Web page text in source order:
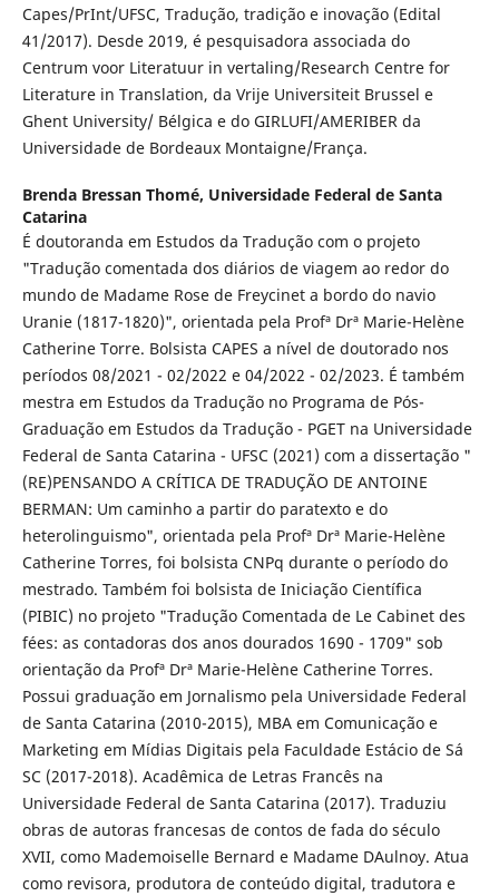
Capes/PrInt/UFSC, Tradução, tradição e inovação (Edital
41/2017). Desde 2019, é pesquisadora associada do
Centrum voor Literatuur in vertaling/Research Centre for
Literature in Translation, da Vrije Universiteit Brussel e
Ghent University/ Bélgica e do GIRLUFI/AMERIBER da
Universidade de Bordeaux Montaigne/França.
Brenda Bressan Thomé, Universidade Federal de Santa
Catarina
É doutoranda em Estudos da Tradução com o projeto
"Tradução comentada dos diários de viagem ao redor do
mundo de Madame Rose de Freycinet a bordo do navio
Uranie (1817-1820)", orientada pela Profª Drª Marie-Helène
Catherine Torre. Bolsista CAPES a nível de doutorado nos
períodos 08/2021 - 02/2022 e 04/2022 - 02/2023. É também
mestra em Estudos da Tradução no Programa de Pós-
Graduação em Estudos da Tradução - PGET na Universidade
Federal de Santa Catarina - UFSC (2021) com a dissertação "
(RE)PENSANDO A CRÍTICA DE TRADUÇÃO DE ANTOINE
BERMAN: Um caminho a partir do paratexto e do
heterolinguismo", orientada pela Profª Drª Marie-Helène
Catherine Torres, foi bolsista CNPq durante o período do
mestrado. Também foi bolsista de Iniciação Científica
(PIBIC) no projeto "Tradução Comentada de Le Cabinet des
fées: as contadoras dos anos dourados 1690 - 1709" sob
orientação da Profª Drª Marie-Helène Catherine Torres.
Possui graduação em Jornalismo pela Universidade Federal
de Santa Catarina (2010-2015), MBA em Comunicação e
Marketing em Mídias Digitais pela Faculdade Estácio de Sá
SC (2017-2018). Acadêmica de Letras Francês na
Universidade Federal de Santa Catarina (2017). Traduziu
obras de autoras francesas de contos de fada do século
XVII, como Mademoiselle Bernard e Madame DAulnoy. Atua
como revisora, produtora de conteúdo digital, tradutora e